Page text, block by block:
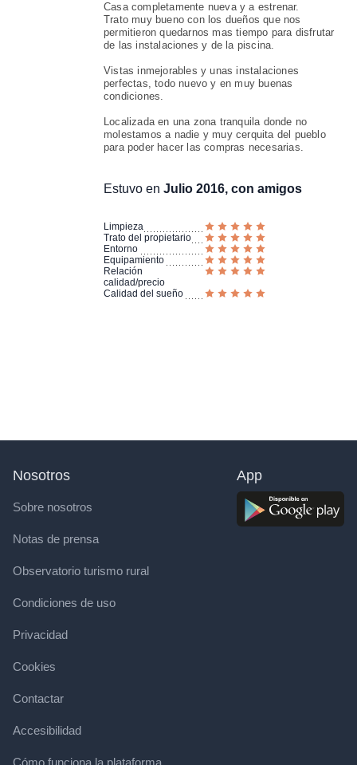
Casa completamente nueva y a estrenar.
Trato muy bueno con los dueños que nos
permitieron quedarnos mas tiempo para disfrutar
de las instalaciones y de la piscina.
Vistas inmejorables y unas instalaciones
perfectas, todo nuevo y en muy buenas
condiciones.
Localizada en una zona tranquila donde no
molestamos a nadie y muy cerquita del pueblo
para poder hacer las compras necesarias.
Estuvo enJulio 2016, con amigos
Limpieza
Trato del propietario
Entorno
Equipamiento
Relación
calidad/precio
Calidad del sueño
Nosotros
Sobre nosotros
Notas de prensa
Observatorio turismo rural
Condiciones de uso
Privacidad
Cookies
Contactar
Accesibilidad
Cómo funciona la plataforma
App